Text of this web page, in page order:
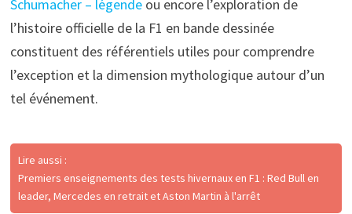
Schumacher – légendeou encore l’exploration de
l’histoire officielle de la F1 en bande dessinée
constituent des référentiels utiles pour comprendre
l’exception et la dimension mythologique autour d’un
tel événement.
Lire aussi :
Premiers enseignements des tests hivernaux en F1 : Red Bull en
leader, Mercedes en retrait et Aston Martin à l'arrêt